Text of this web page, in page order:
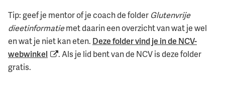
Tip: geef je mentor of je coach de folder Glutenvrije
dieetinformatiemet daarin een overzicht van wat je wel
en wat je niet kan eten. Deze folder vind je in de NCV-
webwinkel
. Als je lid bent van de NCV is deze folder
gratis.